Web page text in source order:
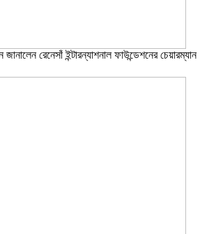
রেনেসাঁ ইন্টারন্যাশনাল ফাউন্ডেশনের চেয়ারম্যান